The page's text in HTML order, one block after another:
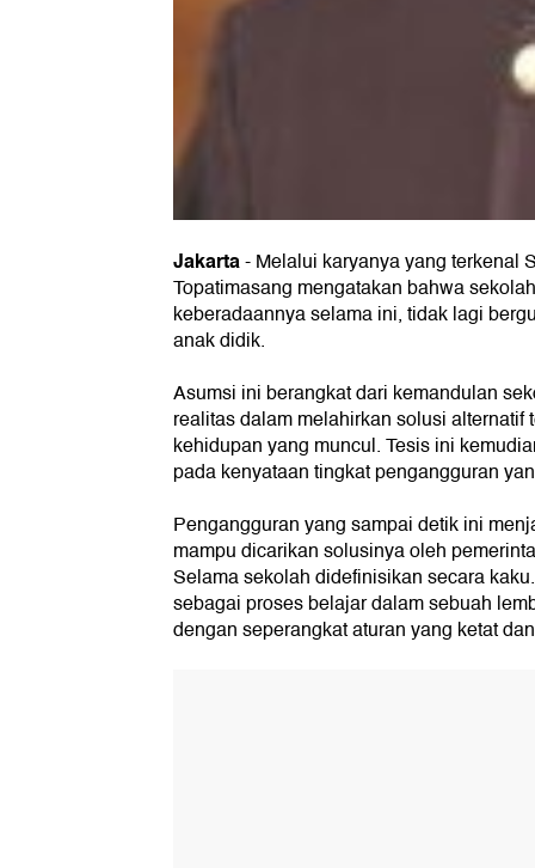
Jakarta-Melalui karyanya yang terkenal
Topatimasang mengatakan bahwa
keberadaannya selama ini, tidak lagi
anak didik.
Asumsi ini berangkat dari kemandulan
realitas dalam melahirkan solusi
kehidupan yang muncul. Tesis ini
pada kenyataan tingkat pengangguran
Pengangguran yang sampai detik ini
mampu dicarikan solusinya oleh
Selama sekolah didefinisikan secara
sebagai proses belajar dalam sebuah
dengan seperangkat aturan yang ketat